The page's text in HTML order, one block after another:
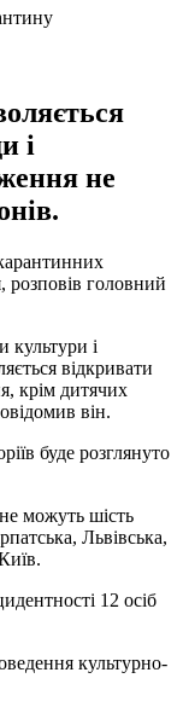
і
не
головний
культури і
відкривати
крім дитячих
він.
буде розглянуто
можуть шість
Львівська,
12 осіб
культурно-